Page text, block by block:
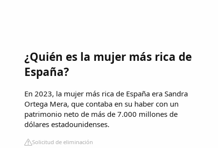
¿Quién es la mujer más rica de
España?
En 2023, la mujer más rica de España era Sandra
Ortega Mera, que contaba en su haber con un
patrimonio neto de más de 7.000 millones de
dólares estadounidenses.
Solicitud de eliminación